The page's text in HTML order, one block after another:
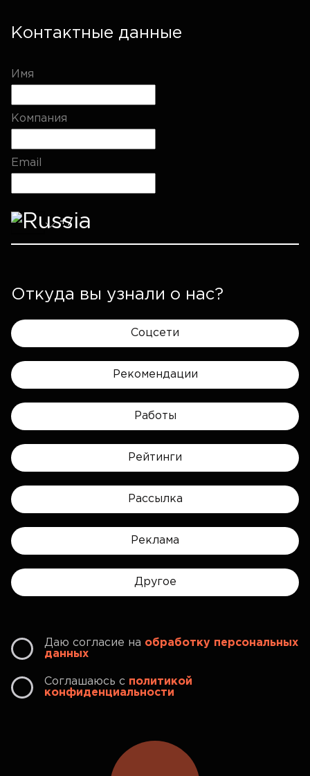
Контактные данные
Имя
Компания
Email
Откуда вы узнали о нас?
Соцсети
Рекомендации
Работы
Рейтинги
Рассылка
Реклама
Другое
Даю согласие на обработку персональных
данных
Соглашаюсь с политикой
конфиденциальности